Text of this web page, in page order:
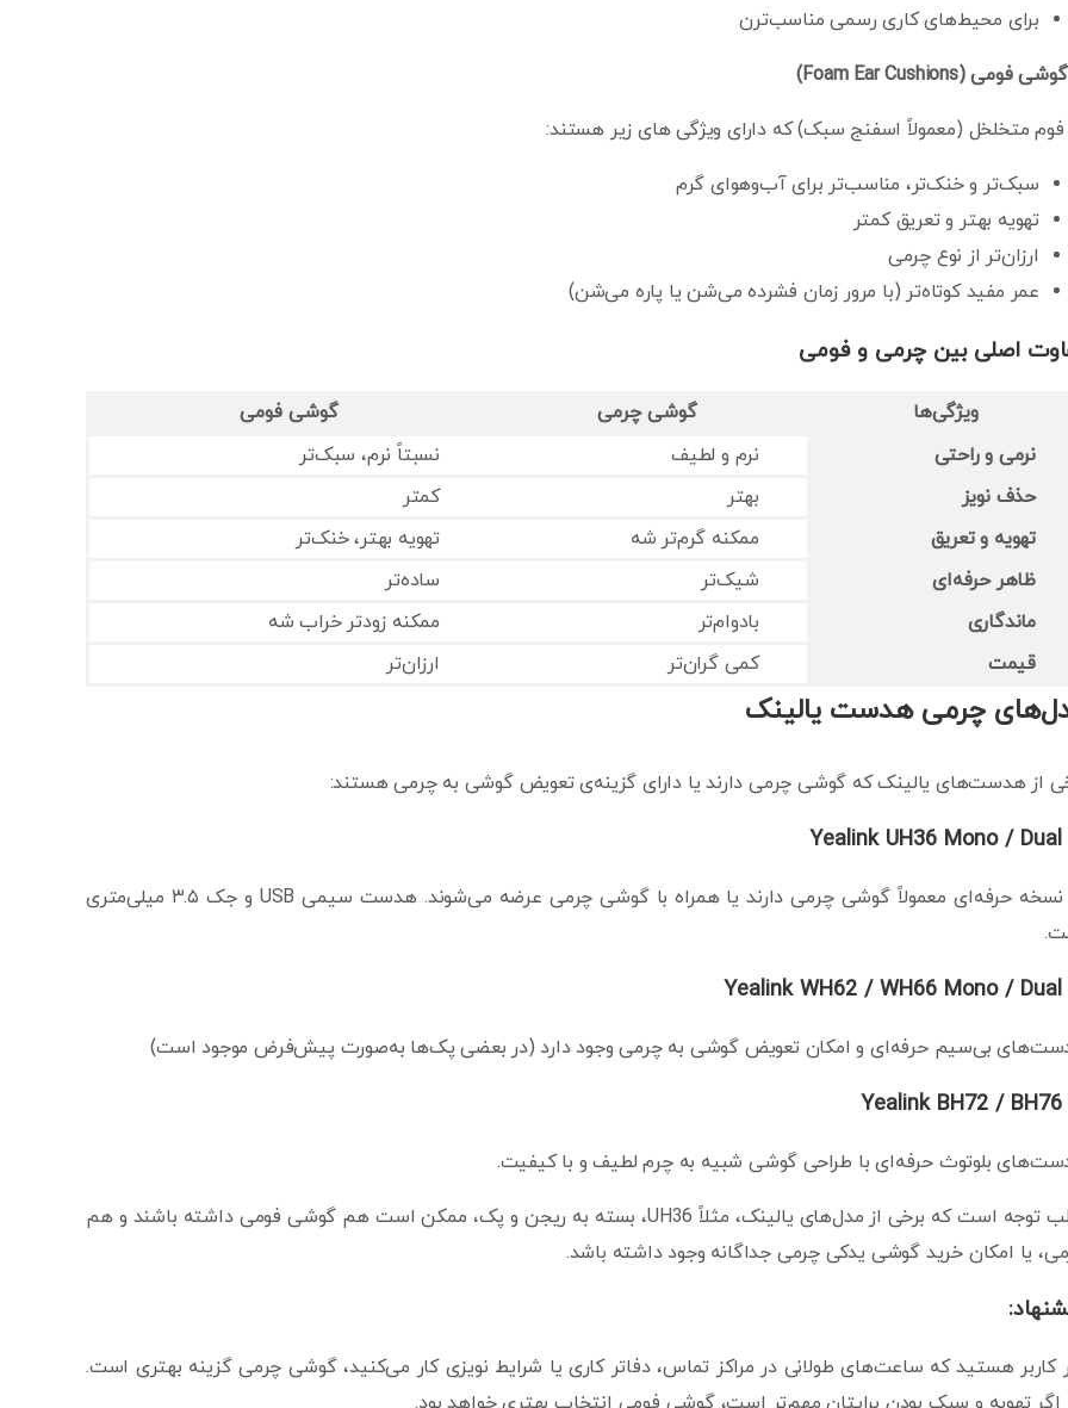
برای محیط‌های کاری رسمی مناسب‌ترن
گوشی فومی (Foam Ear Cushions)
سبک‌تر و خنک‌تر، مناسب‌تر برای آب‌و‌هوای گرم
تهویه بهتر و تعریق کمتر
ارزان‌تر از نوع چرمی
عمر مفید کوتاه‌تر (با مرور زمان فشرده می‌شن یا پاره می‌شن)
اصلی بین چرمی و فومی
ویژگی‌ها گوشی چرمی
گوشی فومی
نرمی و راحتی
نرم و لطیف
نسبتاً نرم، سبک‌تر
حذف نویز
بهتر
کمتر
تهویه و تعریق
ممکنه گرم‌تر شه
تهویه بهتر، خنک‌تر
ظاهر حرفه‌ای
شیک‌تر
ساده‌تر
ماندگاری
بادوام‌تر
ممکنه زودتر خراب شه
قیمت
کمی گران‌تر ارزان‌تر
چرمی هدست یالینک
از هدست‌های یالینک که گوشی چرمی دارند یا دارای گزینه‌ی تعویض گوشی به چرمی هستند:
Yealink UH36 Mono / Dual
در نسخه حرفه‌ای معمولاً گوشی چرمی دارند یا همراه با گوشی چرمی عرضه می‌شوند. هدست سیمی USB و جک ۳.۵ میلی‌متری
Yealink WH62 / WH66 Mono / Dual
بی‌سیم حرفه‌ای و امکان تعویض گوشی به چرمی وجود دارد (در بعضی پک‌ها به‌صورت پیش‌فرض موجود است)
Yealink BH72 / BH76
بلوتوث حرفه‌ای با طراحی گوشی شبیه به چرم لطیف و با کیفیت.
جالب توجه است که برخی از مدل‌های یالینک، مثلاً UH36، بسته به ریجن و پک، ممکن است هم گوشی فومی داشته باشند و هم
یا امکان خرید گوشی یدکی چرمی جداگانه وجود داشته باشد.
کاربر هستید که ساعت‌های طولانی در مراکز تماس، دفاتر کاری یا شرایط نویزی کار می‌کنید، گوشی چرمی گزینه بهتری است.